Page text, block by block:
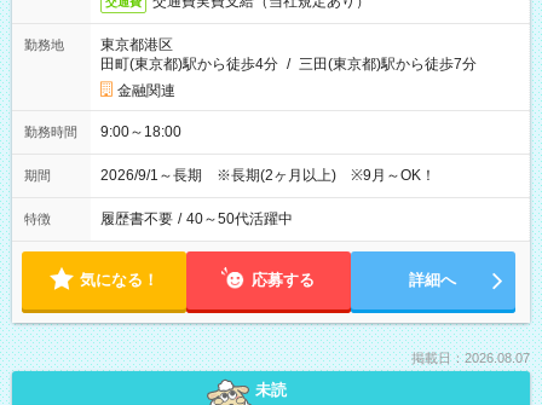
勤務地
東京都港区
田町(東京都)駅から徒歩4分 / 三田(東京都)駅から徒歩7分
金融関連
勤務時間 9:00～18:00
期間 2026/9/1～長期 ※長期(2ヶ月以上) ※9月～OK！
特徴 履歴書不要 / 40～50代活躍中
気になる！ 応募する 詳細へ
掲載日：2026.08.07
未読